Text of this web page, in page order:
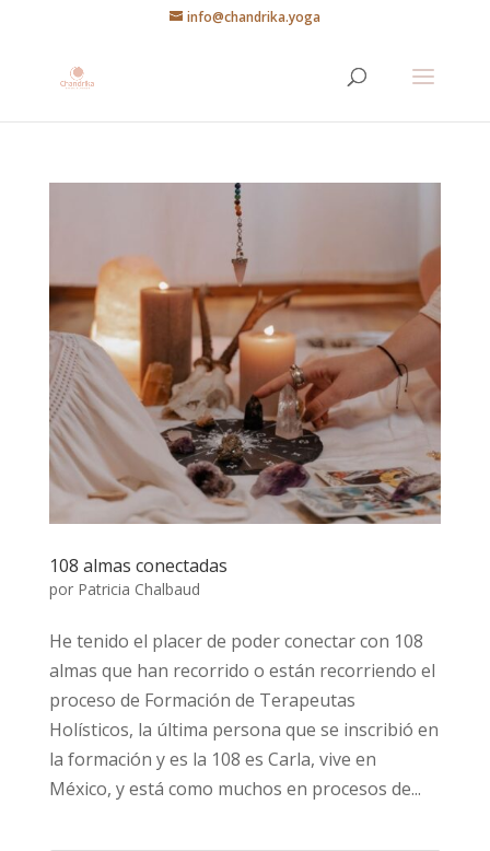
info@chandrika.yoga
108 almas conectadas
por Patricia Chalbaud
He tenido el placer de poder conectar con 108
almas que han recorrido o están recorriendo el
proceso de Formación de Terapeutas
Holísticos, la última persona que se inscribió en
la formación y es la 108 es Carla, vive en
México, y está como muchos en procesos de...